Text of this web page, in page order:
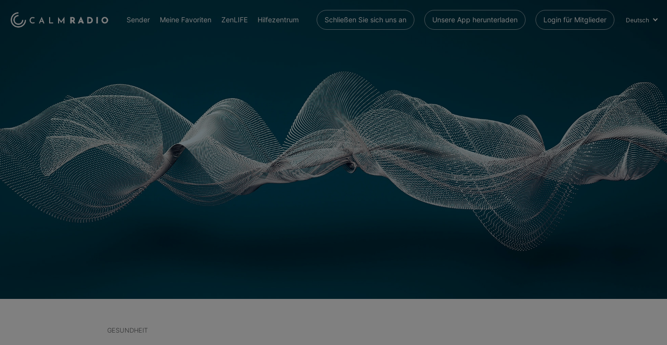
Sender Meine Favoriten ZenLIFE Hilfezentrum Schließen Sie sich uns an Unsere App herunterladen Login für Mitglieder Deutsch
GESUNDHEIT